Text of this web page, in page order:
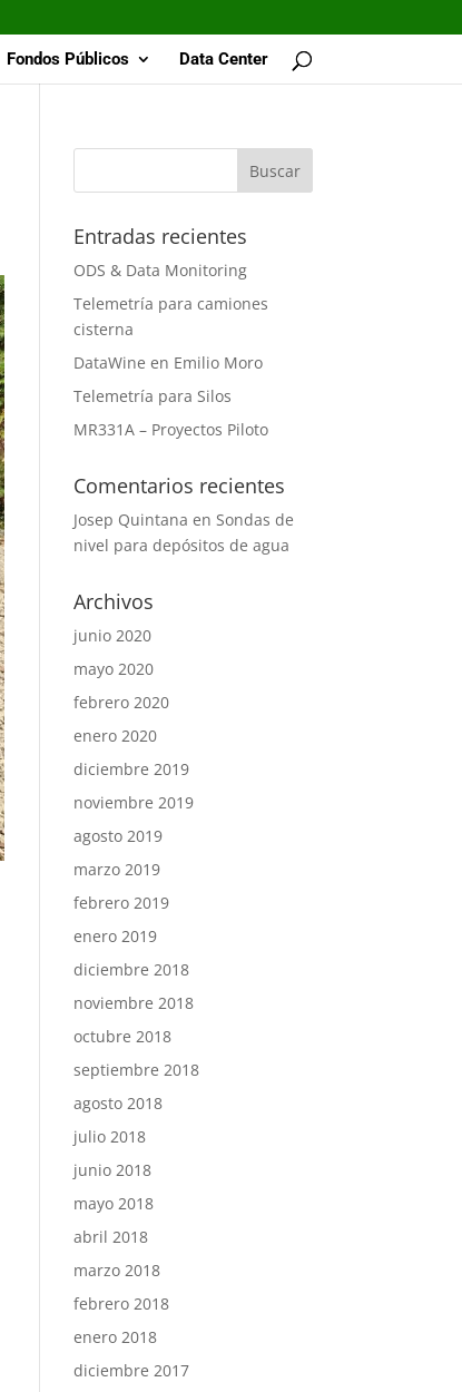
Fondos Públicos Data Center
Entradas recientes
ODS & Data Monitoring
Telemetría para camiones
cisterna
DataWine en Emilio Moro
Telemetría para Silos
MR331A – Proyectos Piloto
Comentarios recientes
Josep Quintana en Sondas de
nivel para depósitos de agua
Archivos
junio 2020
mayo 2020
febrero 2020
enero 2020
diciembre 2019
noviembre 2019
agosto 2019
marzo 2019
febrero 2019
enero 2019
diciembre 2018
noviembre 2018
octubre 2018
septiembre 2018
agosto 2018
julio 2018
junio 2018
mayo 2018
abril 2018
marzo 2018
febrero 2018
enero 2018
diciembre 2017